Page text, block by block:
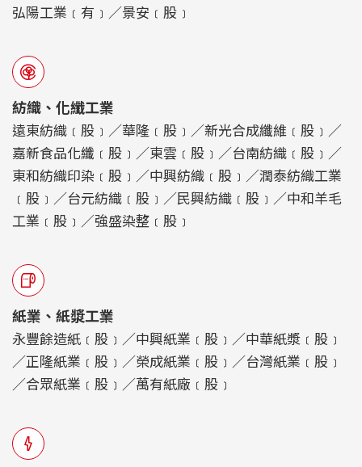
弘陽工業﹝有﹞／景安﹝股﹞
紡織、化纖工業
遠東紡織﹝股﹞／華隆﹝股﹞／新光合成纖維﹝股﹞／
嘉新食品化纖﹝股﹞／東雲﹝股﹞／台南紡織﹝股﹞／
東和紡織印染﹝股﹞／中興紡織﹝股﹞／潤泰紡織工業
﹝股﹞／台元紡織﹝股﹞／民興紡織﹝股﹞／中和羊毛
工業﹝股﹞／強盛染整﹝股﹞
紙業、紙漿工業
永豐餘造紙﹝股﹞／中興紙業﹝股﹞／中華紙漿﹝股﹞
／正隆紙業﹝股﹞／榮成紙業﹝股﹞／台灣紙業﹝股﹞
／合眾紙業﹝股﹞／萬有紙廠﹝股﹞